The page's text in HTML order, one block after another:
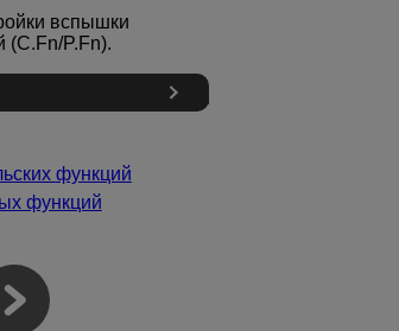
вспышки
(C.Fn/P.Fn).
функций
функций